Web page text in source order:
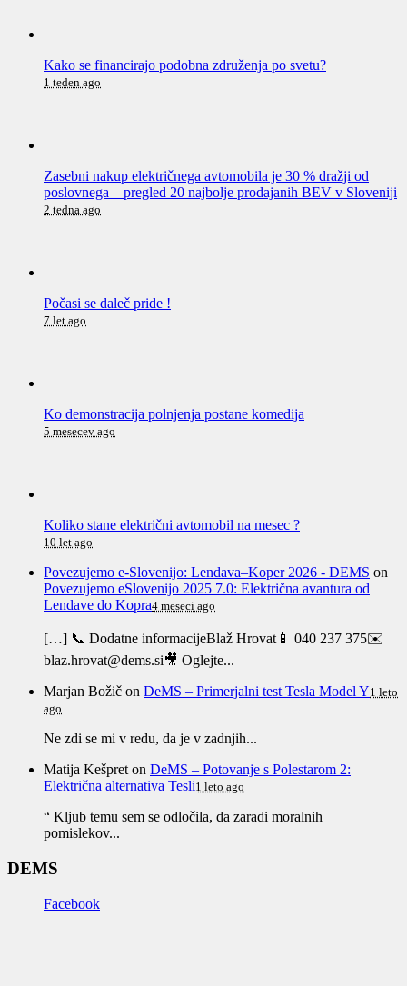
Kako se financirajo podobna združenja po svetu?
1 teden ago
Zasebni nakup električnega avtomobila je 30 % dražji od
poslovnega – pregled 20 najbolje prodajanih BEV v Sloveniji
2 tedna ago
Počasi se daleč pride !
7 let ago
Ko demonstracija polnjenja postane komedija
5 mesecev ago
Koliko stane električni avtomobil na mesec ?
10 let ago
Povezujemo e-Slovenijo: Lendava–Koper 2026 - DEMS on
Povezujemo eSlovenijo 2025 7.0: Električna avantura od
Lendave do Kopra4 meseci ago
[…] 📞 Dodatne informacijeBlaž Hrovat📱 040 237 375✉️
blaz.hrovat@dems.si🎥 Oglejte...
Marjan Božič on DeMS – Primerjalni test Tesla Model Y1 leto
ago
Ne zdi se mi v redu, da je v zadnjih...
Matija Kešpret on DeMS – Potovanje s Polestarom 2:
Električna alternativa Tesli1 leto ago
“ Kljub temu sem se odločila, da zaradi moralnih
pomislekov...
DEMS
Facebook